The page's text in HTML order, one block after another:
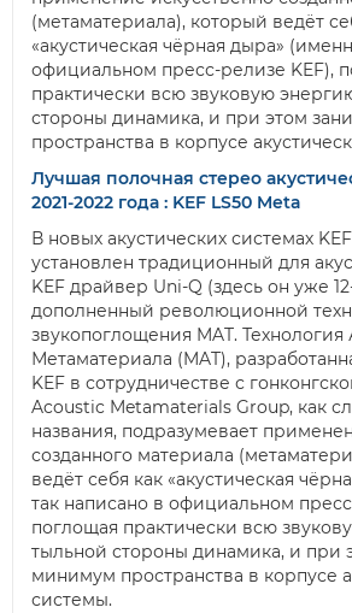
(метаматериала), который ведёт
«акустическая чёрная дыра»
официальном пресс-релизе KEF),
практически всю звуковую
стороны динамика, и при этом
пространства в корпусе
Лучшая полочная стерео
2021-2022 года : KEF LS50 Meta
В новых акустических системах
установлен традиционный для
KEF драйвер Uni-Q (здесь он уже
дополненный революционной
звукопоглощения MAT.
Метаматериала (MAT),
KEF в сотрудничестве с
Acoustic Metamaterials Group, как
названия, подразумевает
созданного материала
ведёт себя как «акустическая
так написано в официальном
поглощая практически всю
тыльной стороны динамика, и при
минимум пространства в корпусе
системы.